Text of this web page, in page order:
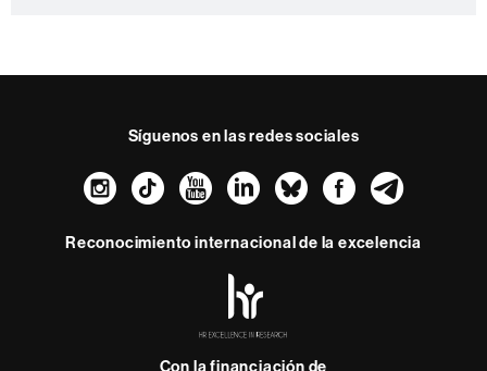
Síguenos en las redes sociales
Instagram
TikTokYouTube
LinkedIn
Bluesky
Reconocimiento internacional de la excelencia
Con la financiación de